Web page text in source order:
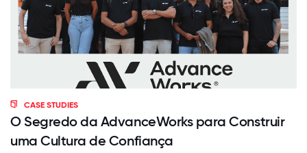
CASE STUDIES
O Segredo da AdvanceWorks para Construir
uma Cultura de Confiança